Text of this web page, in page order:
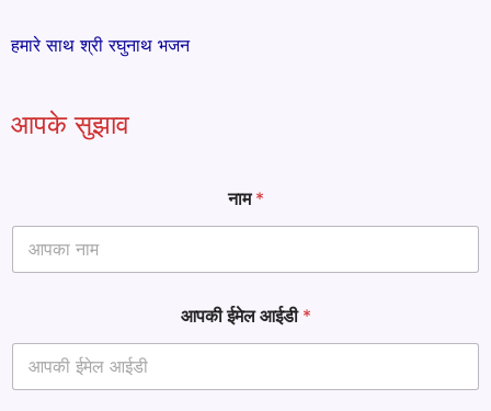
हमारे साथ श्री रघुनाथ भजन
आपके सुझाव
नाम*
e
x
आपकी ईमेल आईडी *